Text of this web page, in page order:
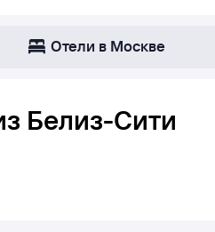
Отели в Москве
Белиз-Сити